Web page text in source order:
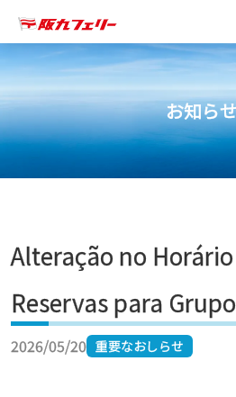
お知ら
Alteração no
Reservas para
2026/05/20 重要なおしらせ